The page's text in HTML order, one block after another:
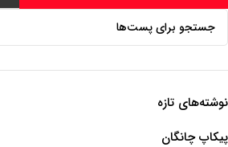
نوشته‌های تازه
پیکاپ چانگان